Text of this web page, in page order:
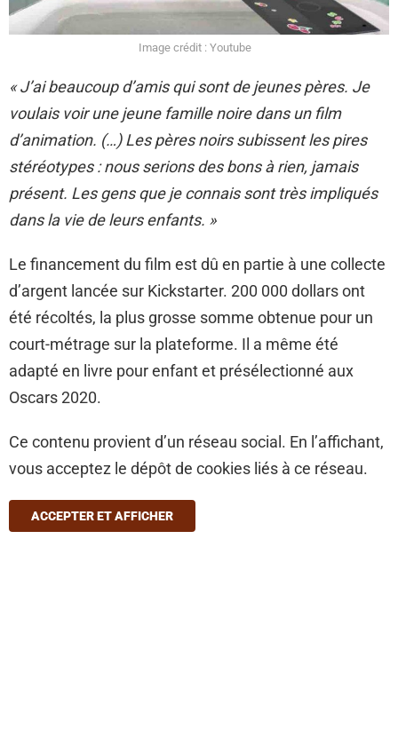
Image crédit : Youtube
« J’ai beaucoup d’amis qui sont de jeunes pères. Je
voulais voir une jeune famille noire dans un film
d’animation. (…) Les pères noirs subissent les pires
stéréotypes : nous serions des bons à rien, jamais
présent. Les gens que je connais sont très impliqués
dans la vie de leurs enfants. »
Le financement du film est dû en partie à une collecte
d’argent lancée sur Kickstarter. 200 000 dollars ont
été récoltés, la plus grosse somme obtenue pour un
court-métrage sur la plateforme. Il a même été
adapté en livre pour enfant et présélectionné aux
Oscars 2020.
Ce contenu provient d’un réseau social. En l’affichant,
vous acceptez le dépôt de cookies liés à ce réseau.
ACCEPTER ET AFFICHER